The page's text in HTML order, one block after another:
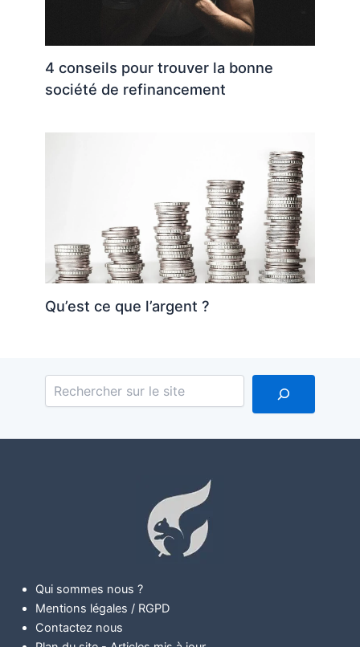
4 conseils pour trouver la bonne
société de refinancement
Qu’est ce que l’argent ?
Qui sommes nous ?
Mentions légales / RGPD
Contactez nous